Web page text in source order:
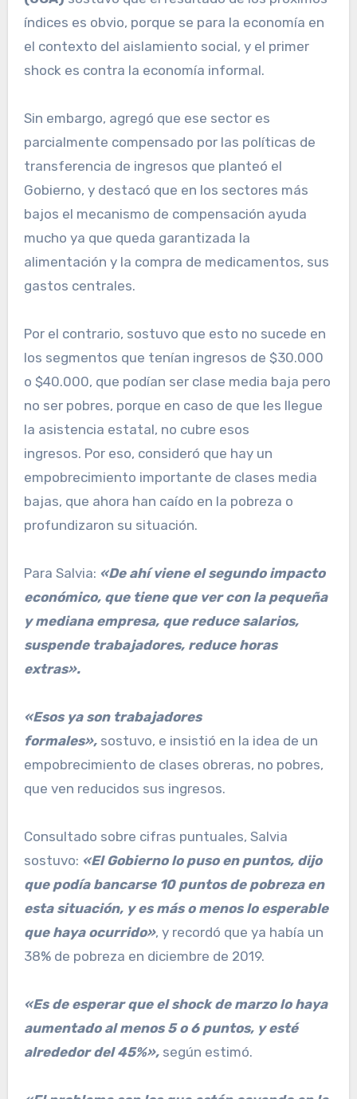
índices es obvio, porque se para la economía en
el contexto del aislamiento social, y el primer
shock es contra la economía informal.
Sin embargo, agregó que ese sector es
parcialmente compensado por las políticas de
transferencia de ingresos que planteó el
Gobierno, y destacó que en los sectores más
bajos el mecanismo de compensación ayuda
mucho ya que queda garantizada la
alimentación y la compra de medicamentos, sus
gastos centrales.
Por el contrario, sostuvo que esto no sucede en
los segmentos que tenían ingresos de $30.000
o $40.000, que podían ser clase media baja pero
no ser pobres, porque en caso de que les llegue
la asistencia estatal, no cubre esos
ingresos. Por eso, consideró que hay un
empobrecimiento importante de clases media
bajas, que ahora han caído en la pobreza o
profundizaron su situación.
Para Salvia: «De ahí viene el segundo impacto
económico, que tiene que ver con la pequeña
y mediana empresa, que reduce salarios,
suspende trabajadores, reduce horas
extras».
«Esos ya son trabajadores
formales»,sostuvo, e insistió en la idea de un
empobrecimiento de clases obreras, no pobres,
que ven reducidos sus ingresos.
Consultado sobre cifras puntuales, Salvia
sostuvo: «El Gobierno lo puso en puntos, dijo
que podía bancarse 10 puntos de pobreza en
esta situación, y es más o menos lo esperable
que haya ocurrido», y recordó que ya había un
38% de pobreza en diciembre de 2019.
«Es de esperar que el shock de marzo lo haya
aumentado al menos 5 o 6 puntos, y esté
alrededor del 45%»,según estimó.